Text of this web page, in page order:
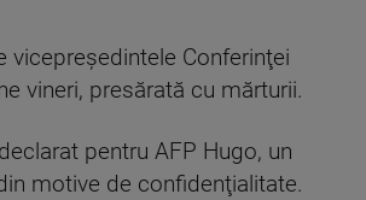
vicepreşedintele Conferinţei
vineri, presărată cu mărturii.
pentru AFP Hugo, un
motive de confidenţialitate.